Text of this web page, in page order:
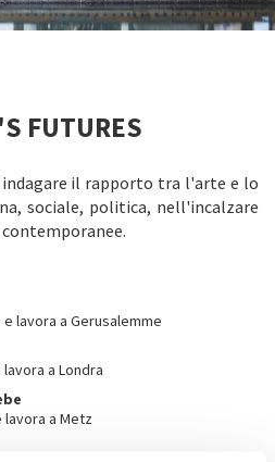
FUTURES
indagare il rapporto tra l'arte e lo
sociale, politica, nell'incalzare
lavora a Gerusalemme
a Londra
lavora a Metz